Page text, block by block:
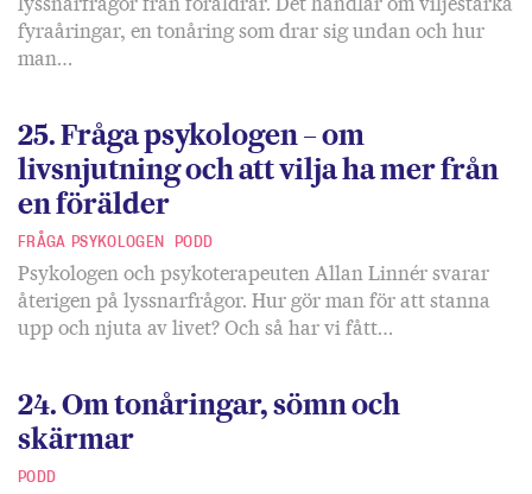
fyraåringar, en tonåring som drar sig undan och hur
man…
25. Fråga psykologen – om
livsnjutning och att vilja ha mer från
en förälder
FRÅGA PSYKOLOGEN PODD
Psykologen och psykoterapeuten Allan Linnér svarar
återigen på lyssnarfrågor. Hur gör man för att stanna
upp och njuta av livet? Och så har vi fått…
24. Om tonåringar, sömn och
skärmar
PODD